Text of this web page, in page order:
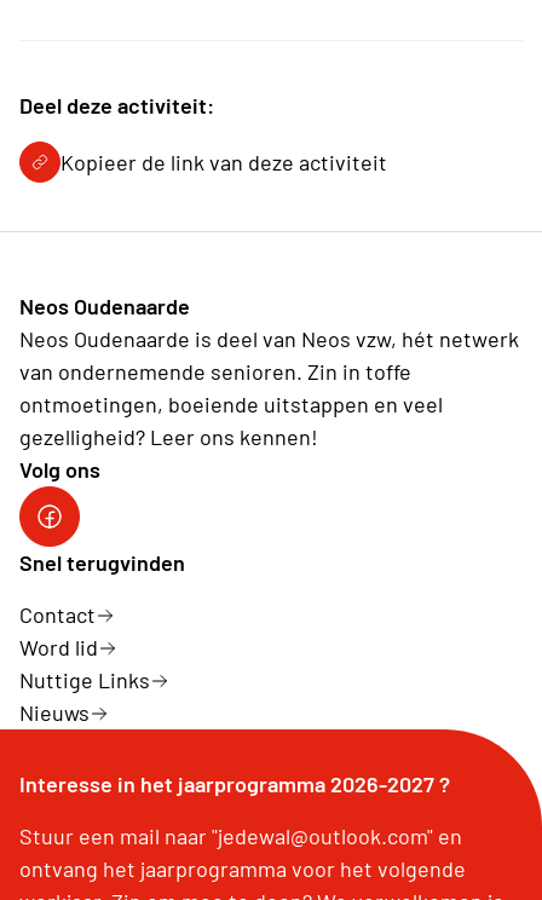
Deel deze activiteit:
Kopieer de link van deze activiteit
Neos Oudenaarde
Neos Oudenaarde is deel van Neos vzw, hét netwerk
van ondernemende senioren. Zin in toffe
ontmoetingen, boeiende uitstappen en veel
gezelligheid? Leer ons kennen!
Volg ons
Facebook
Snel terugvinden
Contact
Word lid
Nuttige Links
Nieuws
Interesse in het jaarprogramma 2026-2027 ?
Stuur een mail naar "jedewal@outlook.com" en
ontvang het jaarprogramma voor het volgende